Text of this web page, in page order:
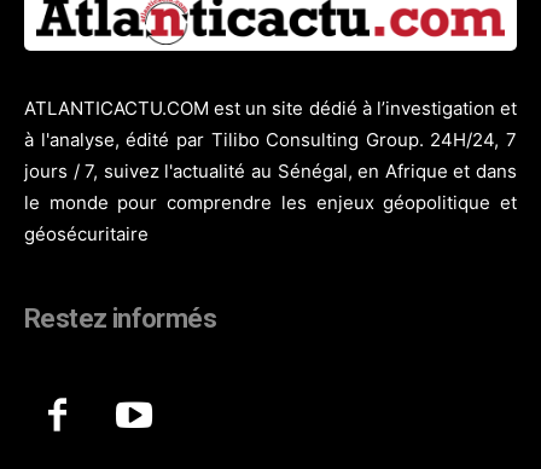
ATLANTICACTU.COM est un site dédié à l’investigation et
à l'analyse, édité par Tilibo Consulting Group. 24H/24, 7
jours / 7, suivez l'actualité au Sénégal, en Afrique et dans
le monde pour comprendre les enjeux géopolitique et
géosécuritaire
Restez informés